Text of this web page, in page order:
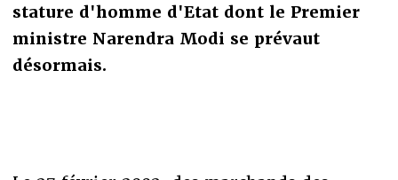
stature d'homme d'Etat dont le Premier
ministre Narendra Modi se prévaut
désormais.